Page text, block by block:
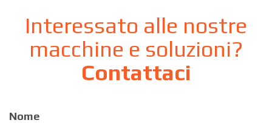
Interessato alle nostre
macchine e soluzioni?
Contattaci
Nome